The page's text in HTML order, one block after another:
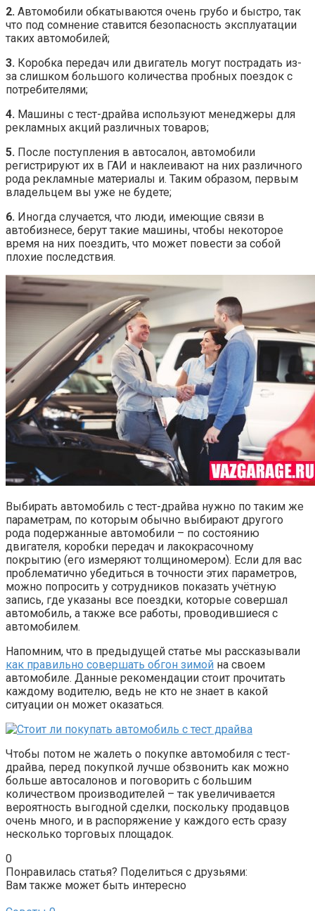
2. Автомобили обкатываются очень грубо и быстро, так
что под сомнение ставится безопасность эксплуатации
таких автомобилей;
3. Коробка передач или двигатель могут пострадать из-
за слишком большого количества пробных поездок с
потребителями;
4. Машины с тест-драйва используют менеджеры для
рекламных акций различных товаров;
5. После поступления в автосалон, автомобили
регистрируют их в ГАИ и наклеивают на них различного
рода рекламные материалы и. Таким образом, первым
владельцем вы уже не будете;
6. Иногда случается, что люди, имеющие связи в
автобизнесе, берут такие машины, чтобы некоторое
время на них поездить, что может повести за собой
плохие последствия.
Выбирать автомобиль с тест-драйва нужно по таким же
параметрам, по которым обычно выбирают другого
рода подержанные автомобили – по состоянию
двигателя, коробки передач и лакокрасочному
покрытию (его измеряют толщиномером). Если для вас
проблематично убедиться в точности этих параметров,
можно попросить у сотрудников показать учётную
запись, где указаны все поездки, которые совершал
автомобиль, а также все работы, проводившиеся с
автомобилем.
Напомним, что в предыдущей статье мы рассказывали
как правильно совершать обгон зимой на своем
автомобиле. Данные рекомендации стоит прочитать
каждому водителю, ведь не кто не знает в какой
ситуации он может оказаться.
Чтобы потом не жалеть о покупке автомобиля с тест-
драйва, перед покупкой лучше обзвонить как можно
больше автосалонов и поговорить с большим
количеством производителей – так увеличивается
вероятность выгодной сделки, поскольку продавцов
очень много, и в распоряжение у каждого есть сразу
несколько торговых площадок.
0
Понравилась статья? Поделиться с друзьями:
Вам также может быть интересно